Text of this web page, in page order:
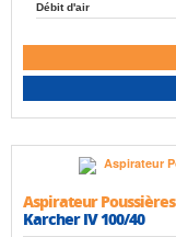
Débit d'air
Aspirateur Poussières
Karcher IV 100/40